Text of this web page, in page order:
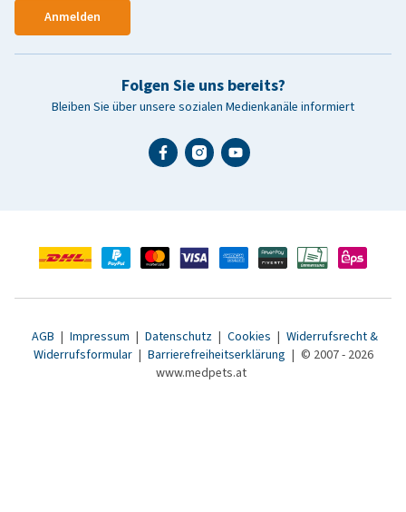
Anmelden
Folgen Sie uns bereits?
Bleiben Sie über unsere sozialen Medienkanäle informiert
AGB | Impressum | Datenschutz | Cookies | Widerrufsrecht &
Widerrufsformular | Barrierefreiheitserklärung | © 2007 - 2026
www.medpets.at